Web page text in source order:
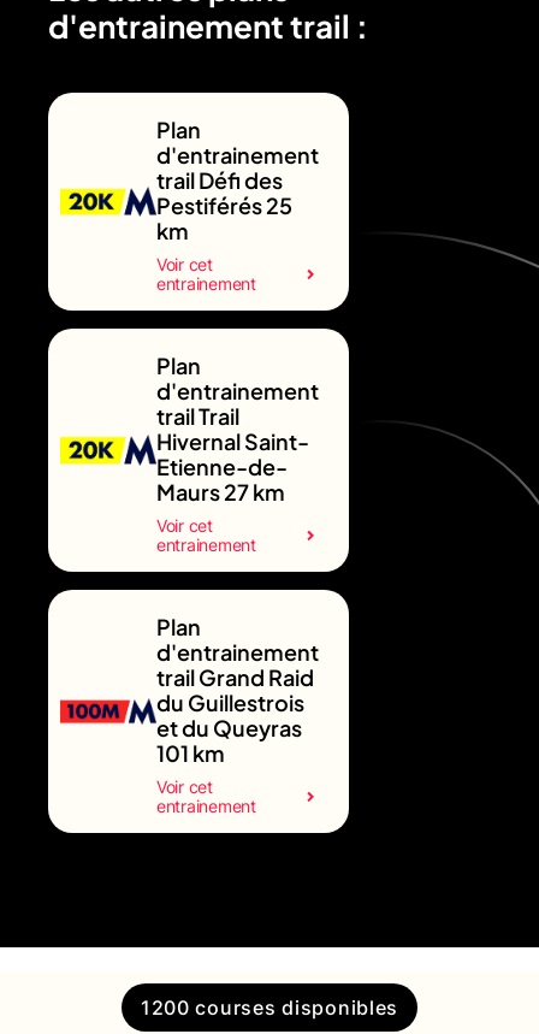
d'entrainement trail :
Plan
d'entrainement
trail Défi des
Pestiférés 25
km
Voir cet
entrainement
Plan
d'entrainement
trail Trail
Hivernal Saint-
Etienne-de-
Maurs 27 km
Voir cet
entrainement
Plan
d'entrainement
trail Grand Raid
du Guillestrois
et du Queyras
101 km
Voir cet
entrainement
1200 courses disponibles